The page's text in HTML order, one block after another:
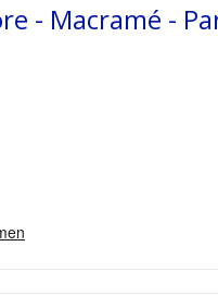
- Macramé -